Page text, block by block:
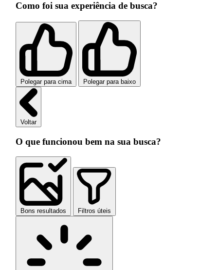
Como foi sua experiência de busca?
Polegar para cima Polegar para baixo
Voltar
O que funcionou bem na sua busca?
Bons resultados Filtros úteis